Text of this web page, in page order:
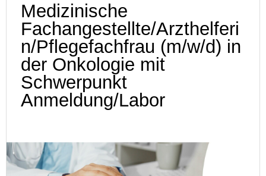
Medizinische
Fachangestellte/Arzthelferi
n/Pflegefachfrau (m/w/d) in
der Onkologie mit
Schwerpunkt
Anmeldung/Labor